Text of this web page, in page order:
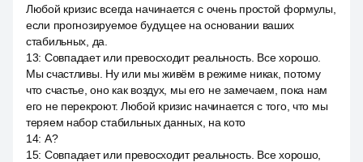
Любой кризис всегда начинается с очень простой формулы,
если прогнозируемое будущее на основании ваших
стабильных, да.
13: Совпадает или превосходит реальность. Все хорошо.
Мы счастливы. Ну или мы живём в режиме никак, потому
что счастье, оно как воздух, мы его не замечаем, пока нам
его не перекроют. Любой кризис начинается с того, что мы
теряем набор стабильных данных, на кото
14: А?
15: Совпадает или превосходит реальность. Все хорошо,